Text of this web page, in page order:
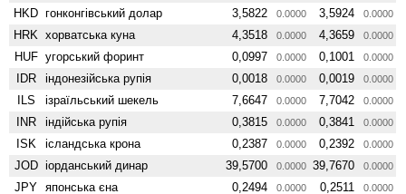
HKD гонконгівський долар 3,5822 0.0000 3,5924 0.0000
HRK хорватська куна 4,3518 0.0000 4,3659 0.0000
HUF угорський форинт 0,0997 0.0000 0,1001 0.0000
IDR індонезійська рупія 0,0018 0.0000 0,0019 0.0000
ILS ізраїльський шекель 7,6647 0.0000 7,7042 0.0000
INR індійська рупія 0,3815 0.0000 0,3841 0.0000
ISK ісландська крона 0,2387 0.0000 0,2392 0.0000
JOD іорданський динар 39,5700 0.0000 39,7670 0.0000
JPY японська єна 0,2494 0.0000 0,2511 0.0000